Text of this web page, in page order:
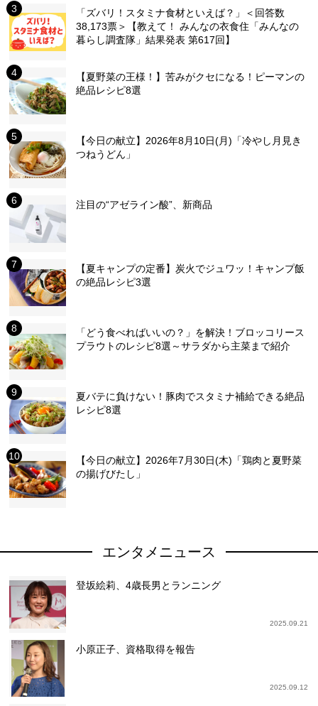
「ズバリ！スタミナ食材といえば？」＜回答数
38,173票＞【教えて！ みんなの衣食住「みんなの
暮らし調査隊」結果発表 第617回】
【夏野菜の王様！】苦みがクセになる！ピーマンの
絶品レシピ8選
【今日の献立】2026年8月10日(月)「冷やし月見き
つねうどん」
注目の“アゼライン酸”、新商品
【夏キャンプの定番】炭火でジュワッ！キャンプ飯
の絶品レシピ3選
「どう食べればいいの？」を解決！ブロッコリース
プラウトのレシピ8選～サラダから主菜まで紹介
夏バテに負けない！豚肉でスタミナ補給できる絶品
レシピ8選
【今日の献立】2026年7月30日(木)「鶏肉と夏野菜
の揚げびたし」
エンタメニュース
登坂絵莉、4歳長男とランニング
2025.09.21
小原正子、資格取得を報告
2025.09.12